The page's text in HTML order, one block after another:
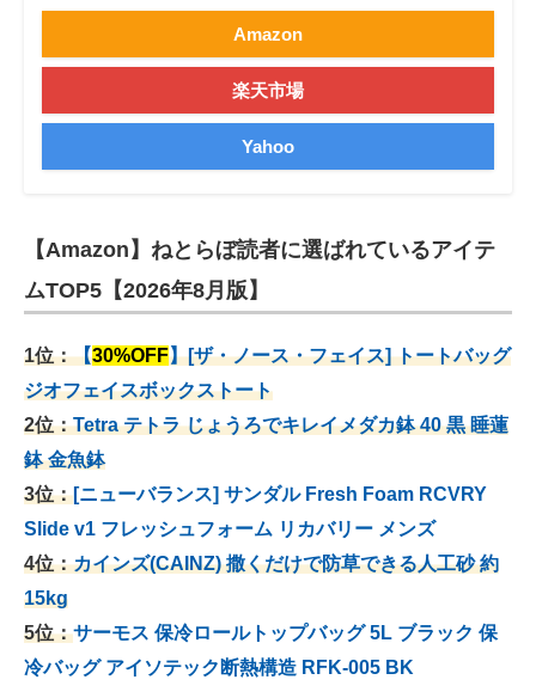
Amazon
楽天市場
Yahoo
【Amazon】ねとらぼ読者に選ばれているアイテ
ムTOP5【2026年8月版】
1位：【30%OFF】[ザ・ノース・フェイス] トートバッグ
ジオフェイスボックストート
2位：Tetra テトラ じょうろでキレイメダカ鉢 40 黒 睡蓮
鉢 金魚鉢
3位：[ニューバランス] サンダル Fresh Foam RCVRY
Slide v1 フレッシュフォーム リカバリー メンズ
4位：カインズ(CAINZ) 撒くだけで防草できる人工砂 約
15kg
5位：サーモス 保冷ロールトップバッグ 5L ブラック 保
冷バッグ アイソテック断熱構造 RFK-005 BK